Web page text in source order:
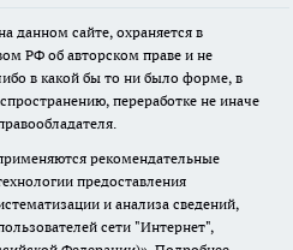
данном сайте, охраняется в
РФ об авторском праве и не
в какой бы то ни было форме, в
переработке не иначе
рекомендательные
предоставления
и анализа сведений,
сети "Интернет",